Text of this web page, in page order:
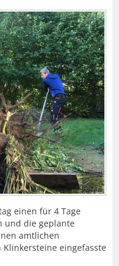
einen für 4 Tage
und die geplante
amtlichen
eingefasste